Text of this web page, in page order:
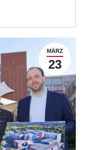
MÄRZ
23